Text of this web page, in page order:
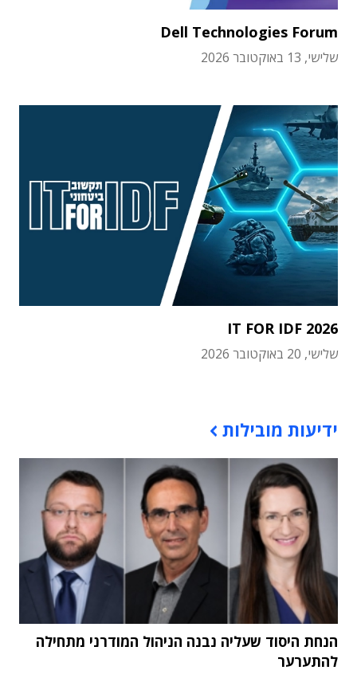
Dell Technologies Forum
שלישי, 13 באוקטובר 2026
IT FOR IDF 2026
שלישי, 20 באוקטובר 2026
ידיעות מובילות
הנחת היסוד שעליה נבנה הניהול המודרני מתחילה
להתערער